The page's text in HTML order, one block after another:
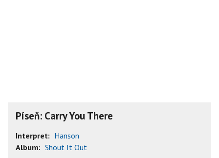
Píseň: Carry You There
Interpret: Hanson
Album: Shout It Out